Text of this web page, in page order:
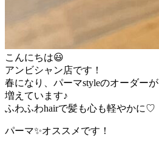
こんにちは😃
アンビシャン店です！
春になり、パーマstyleのオーダーが
増えています♪
ふわふわhairで髪も心も軽やかに♡
パーマ✨オススメです！